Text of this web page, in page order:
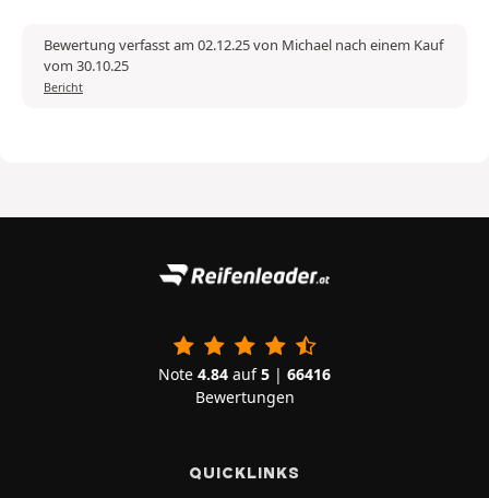
Bewertung verfasst am 02.12.25 von Michael nach einem Kauf
vom 30.10.25
Bericht
Note 4.84 auf5 | 66416
Bewertungen
QUICKLINKS